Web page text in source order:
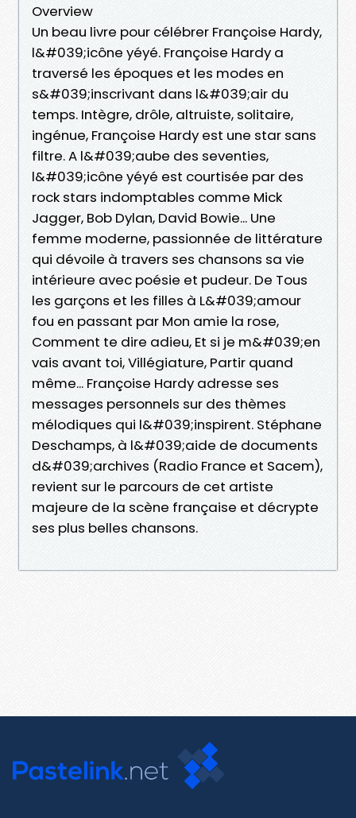
Overview
Un beau livre pour célébrer Françoise Hardy,
l&#039;icône yéyé. Françoise Hardy a
traversé les époques et les modes en
s&#039;inscrivant dans l&#039;air du
temps. Intègre, drôle, altruiste, solitaire,
ingénue, Françoise Hardy est une star sans
filtre. A l&#039;aube des seventies,
l&#039;icône yéyé est courtisée par des
rock stars indomptables comme Mick
Jagger, Bob Dylan, David Bowie... Une
femme moderne, passionnée de littérature
qui dévoile à travers ses chansons sa vie
intérieure avec poésie et pudeur. De Tous
les garçons et les filles à L&#039;amour
fou en passant par Mon amie la rose,
Comment te dire adieu, Et si je m&#039;en
vais avant toi, Villégiature, Partir quand
même... Françoise Hardy adresse ses
messages personnels sur des thèmes
mélodiques qui l&#039;inspirent. Stéphane
Deschamps, à l&#039;aide de documents
d&#039;archives (Radio France et Sacem),
revient sur le parcours de cet artiste
majeure de la scène française et décrypte
ses plus belles chansons.